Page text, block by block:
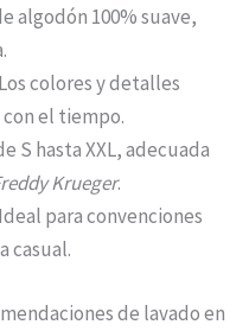
algodón 100% suave,
colores y detalles
el tiempo.
S hasta XXL, adecuada
Krueger.
para convenciones
casual.
de lavado en